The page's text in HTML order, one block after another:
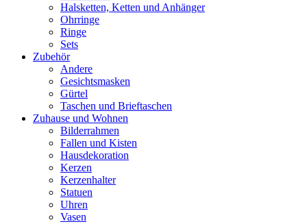
Halsketten, Ketten und Anhänger
Ohrringe
Ringe
Sets
Zubehör
Andere
Gesichtsmasken
Gürtel
Taschen und Brieftaschen
Zuhause und Wohnen
Bilderrahmen
Fallen und Kisten
Hausdekoration
Kerzen
Kerzenhalter
Statuen
Uhren
Vasen